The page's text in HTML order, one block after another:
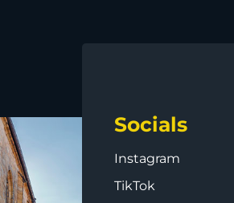
Socials
Instagram
TikTok